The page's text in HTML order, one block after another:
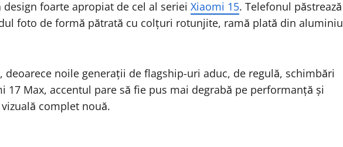
foarte apropiat de cel al seriei Xiaomi 15. Telefonul păstrează
foto de formă pătrată cu colțuri rotunjite, ramă plată din aluminiu
deoarece noile generații de flagship-uri aduc, de regulă, schimbări
17 Max, accentul pare să fie pus mai degrabă pe performanță și
complet nouă.